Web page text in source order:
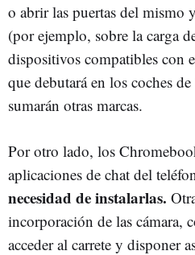
o abrir las puertas del mismo
(por ejemplo, sobre la carga
dispositivos compatibles con
que debutará en los coches
sumarán otras marcas.
Por otro lado, los
aplicaciones de chat del
necesidad de instalarlas.
incorporación de las cámara,
acceder al carrete y disponer